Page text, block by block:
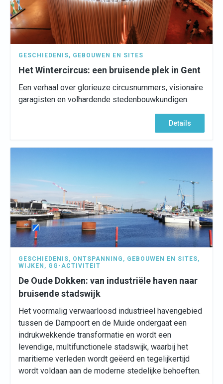
GESCHIEDENIS, GEBOUWEN EN SITES
Het Wintercircus: een bruisende plek in Gent
Een verhaal over glorieuze circusnummers, visionaire
garagisten en volhardende stedenbouwkundigen.
Details
GESCHIEDENIS, ONTSPANNING , GEBOUWEN EN SITES,
WIJKEN , GG-ACTIVITEIT
De Oude Dokken: van industriële haven naar
bruisende stadswijk
Het voormalig verwaarloosd industrieel havengebied
tussen de Dampoort en de Muide ondergaat een
indrukwekkende transformatie en wordt een
levendige, multifunctionele stadswijk, waarbij het
maritieme verleden wordt geëerd en tegelijkertijd
wordt voldaan aan de moderne stedelijke behoeften.